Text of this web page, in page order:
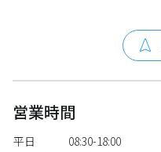
営業時間
平日
08:30-18:00